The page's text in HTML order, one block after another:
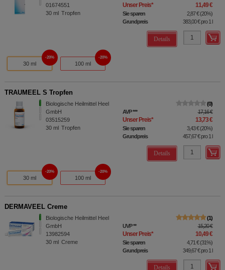
01674551
30 ml Tropfen
Unser Preis* 11,49 €
Sie sparen 2,87 €(20%)
Grundpreis
383,00 €pro 1 l
Details
30 ml
20%
100 ml
20%
TRAUMEEL S Tropfen
Biologische Heilmittel Heel
GmbH
03515259
30 ml Tropfen
0
AVP*** 17,16 €
Unser Preis* 13,73 €
Sie sparen 3,43 €(20%)
Grundpreis
457,67 €pro 1 l
Details
30 ml
20%
100 ml
20%
DERMAVEEL Creme
Biologische Heilmittel Heel
GmbH
13982594
30 ml Creme
1
UVP** 15,20 €
Unser Preis* 10,49 €
Sie sparen 4,71 €(31%)
Grundpreis
349,67 €pro 1 l
Details